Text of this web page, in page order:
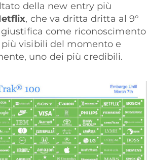
della new entry più
, che va dritta dritta al 9°
giustifica come riconoscimento
visibili del momento e
uno dei più credibili.